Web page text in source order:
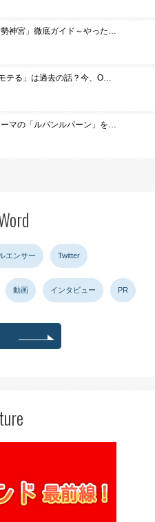
勢神宮」徹底ガイド～やった…
テる」は過去の話？今、O…
マの「ルパンルパーン」を…
エンサー Twitter
動画 インタビュー PR